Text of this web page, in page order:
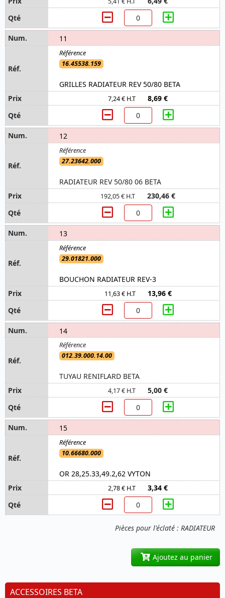
Pièces pour l'éclaté : RADIATEUR
11
16.45538.159
GRILLES RADIATEUR REV 50/80 BETA
7,24 € H.T 8,69 €
12
27.23642.000
RADIATEUR REV 50/80 06 BETA
192,05 € H.T 230,46 €
13
29.01821.000
BOUCHON RADIATEUR REV-3
11,63 € H.T 13,96 €
14
012.39.000.14.00
TUYAU RENIFLARD BETA
4,17 € H.T 5,00 €
15
10.66680.000
OR 28,25.33,49.2,62 VYTON
2,78 € H.T 3,34 €
Ajoutez au panier
ACCESSOIRES BETA